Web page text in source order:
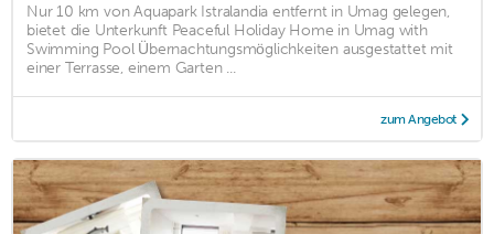
Nur 10 km von Aquapark Istralandia entfernt in Umag gelegen,
bietet die Unterkunft Peaceful Holiday Home in Umag with
Swimming Pool Übernachtungsmöglichkeiten ausgestattet mit
einer Terrasse, einem Garten ...
zum Angebot